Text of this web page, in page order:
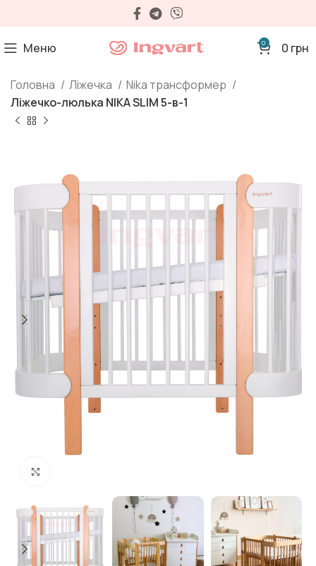
Меню 0 0 грн
Головна Ліжечка
Nika трансформер
Ліжечко-люлька NIKA SLIM 5-в-1